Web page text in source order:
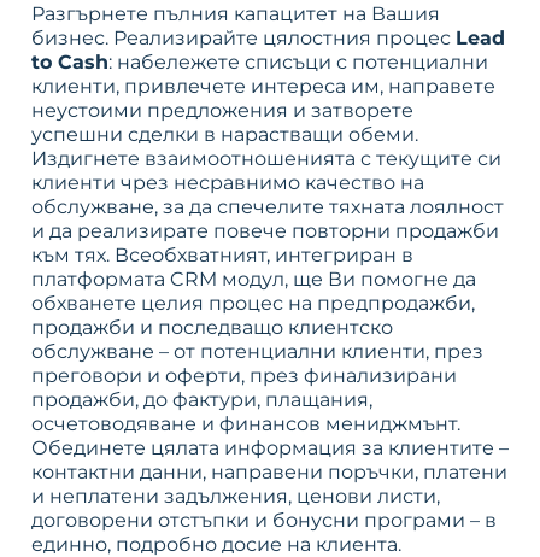
Разгърнете пълния капацитет на Вашия
бизнес. Реализирайте цялостния процес Lead
to Cash: набележете списъци с потенциални
клиенти, привлечете интереса им, направете
неустоими предложения и затворете
успешни сделки в нарастващи обеми.
Издигнете взаимоотношенията с текущите си
клиенти чрез несравнимо качество на
обслужване, за да спечелите тяхната лоялност
и да реализирате повече повторни продажби
към тях. Всеобхватният, интегриран в
платформата CRM модул, ще Ви помогне да
обхванете целия процес на предпродажби,
продажби и последващо клиентско
обслужване – от потенциални клиенти, през
преговори и оферти, през финализирани
продажби, до фактури, плащания,
осчетоводяване и финансов мениджмънт.
Обединете цялата информация за клиентите –
контактни данни, направени поръчки, платени
и неплатени задължения, ценови листи,
договорени отстъпки и бонусни програми – в
единно, подробно досие на клиента.